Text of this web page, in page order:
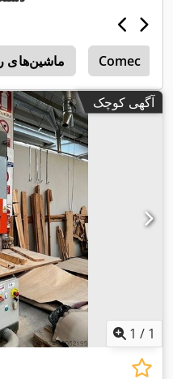
ماشین‌های Comec
آگهی کوچک
1 / 1